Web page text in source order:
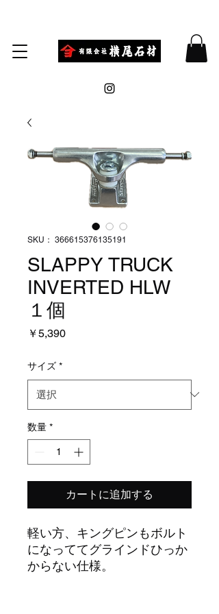
SKU： 366615376135191
SLAPPY TRUCK
INVERTED HLW
１個
￥5,390価
サイズ *
数量 *
カートに追加する
軽い方、キングピンもボルト
になっててグラインドひっか
からない仕様。